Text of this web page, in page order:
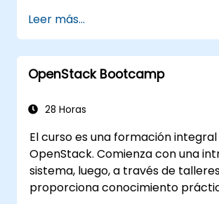
gestionar grandes volúmenes
Solucionar y resolver
comunes en despliegues de
Monitorear y mantener los
a largo plazo.
para atender las crecientes
de la red.
Leer más...
OpenStack Bootcamp
28 Horas
El curso es una formación
OpenStack. Comienza con una
sistema, luego, a través de
proporciona conocimiento